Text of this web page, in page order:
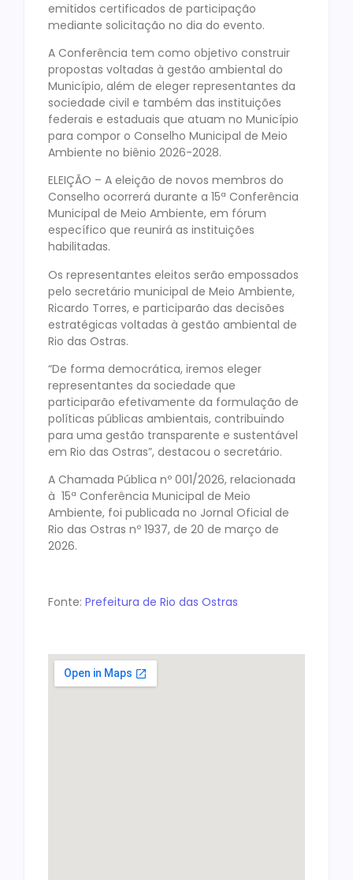
emitidos certificados de participação
mediante solicitação no dia do evento.
A Conferência tem como objetivo construir
propostas voltadas à gestão ambiental do
Município, além de eleger representantes da
sociedade civil e também das instituições
federais e estaduais que atuam no Município
para compor o Conselho Municipal de Meio
Ambiente no biênio 2026-2028.
ELEIÇÃO – A eleição de novos membros do
Conselho ocorrerá durante a 15ª Conferência
Municipal de Meio Ambiente, em fórum
específico que reunirá as instituições
habilitadas.
Os representantes eleitos serão empossados
pelo secretário municipal de Meio Ambiente,
Ricardo Torres, e participarão das decisões
estratégicas voltadas à gestão ambiental de
Rio das Ostras.
“De forma democrática, iremos eleger
representantes da sociedade que
participarão efetivamente da formulação de
políticas públicas ambientais, contribuindo
para uma gestão transparente e sustentável
em Rio das Ostras”, destacou o secretário.
A Chamada Pública nº 001/2026, relacionada
à 15ª Conferência Municipal de Meio
Ambiente, foi publicada no Jornal Oficial de
Rio das Ostras nº 1937, de 20 de março de
2026.
Fonte: Prefeitura de Rio das Ostras